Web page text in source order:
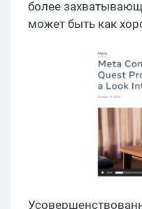
более
может быть как